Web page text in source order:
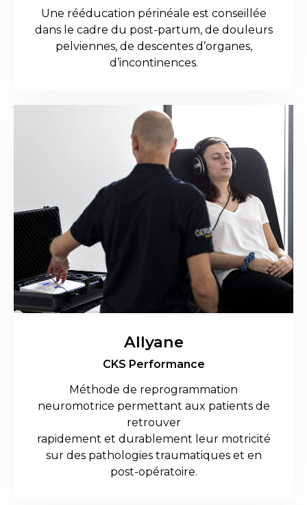
Une rééducation périnéale est conseillée
dans le cadre du post-partum, de douleurs
pelviennes, de descentes d’organes,
d’incontinences.
Allyane
CKS Performance
Méthode de reprogrammation
neuromotrice permettant aux patients de
retrouver
rapidement et durablement leur motricité
sur des pathologies traumatiques et en
post-opératoire.